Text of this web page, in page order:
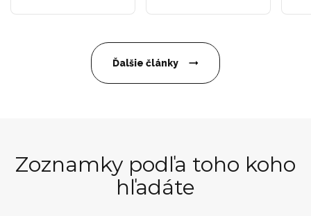
Ďalšie články
Zoznamky podľa toho koho
hľadáte